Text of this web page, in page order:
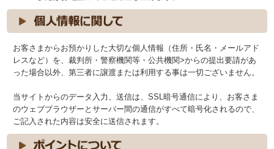
お客さまからお預かりした大切な個人情報（住所・氏名・メールアド
レスなど）を、裁判所・警察機関等・公共機関>からの提出要請があ
った場合以外、第三者に譲渡または利用する事は一切ございません。
当サイトからのデータ入力、送信は、SSL暗号通信により、お客さま
のウェブブラウザーとサーバー間の通信がすべて暗号化されるので、
ご記入された内容は安全に送信されます。